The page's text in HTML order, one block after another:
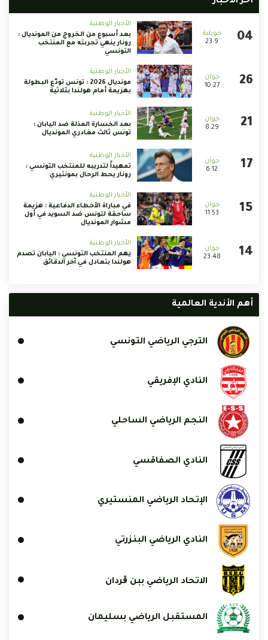
23:9
الأخبار الوطنية
بعد أسبوع من الخروج من المونديال :
رونار ينهي تجربته مع المنتخب
التونسي
10:27
الأخبار الوطنية
مونديال 2026 : تونس تودّع البطولة
بهزيمة أمام هولندا بثلاثية
8:29
الأخبار الوطنية
بعد الخسارة المذلة ضد اليابان :
تونس ثالث مغادري المونديال
6:12
الأخبار الوطنية
تمهيداً لتدريبه للمنتخب التونسي :
رونار يحط الرحال بمونتيري
11:53
الأخبار الوطنية
في مباراة الأخطاء الدفاعية : هزيمة
ساحقة لتونس ضد السويد في أول
مشوار المونديال
23:48
الأخبار الوطنية
يهم المنتخب التونسي : اليابان تصدم
هولندا بتعادل في آخر الدقائق
أهم الأندية العالمية
الترجي الرياضي التونسي
النادي الإفريقي
النجم الرياضي الساحلي
النادي الصفاقسي
الإتحاد الرياضي المنستيري
النادي الرياضي البنزرتي
الاتحاد الرياضي ببن ڨردان
المستقبل الرياضي بسليمان